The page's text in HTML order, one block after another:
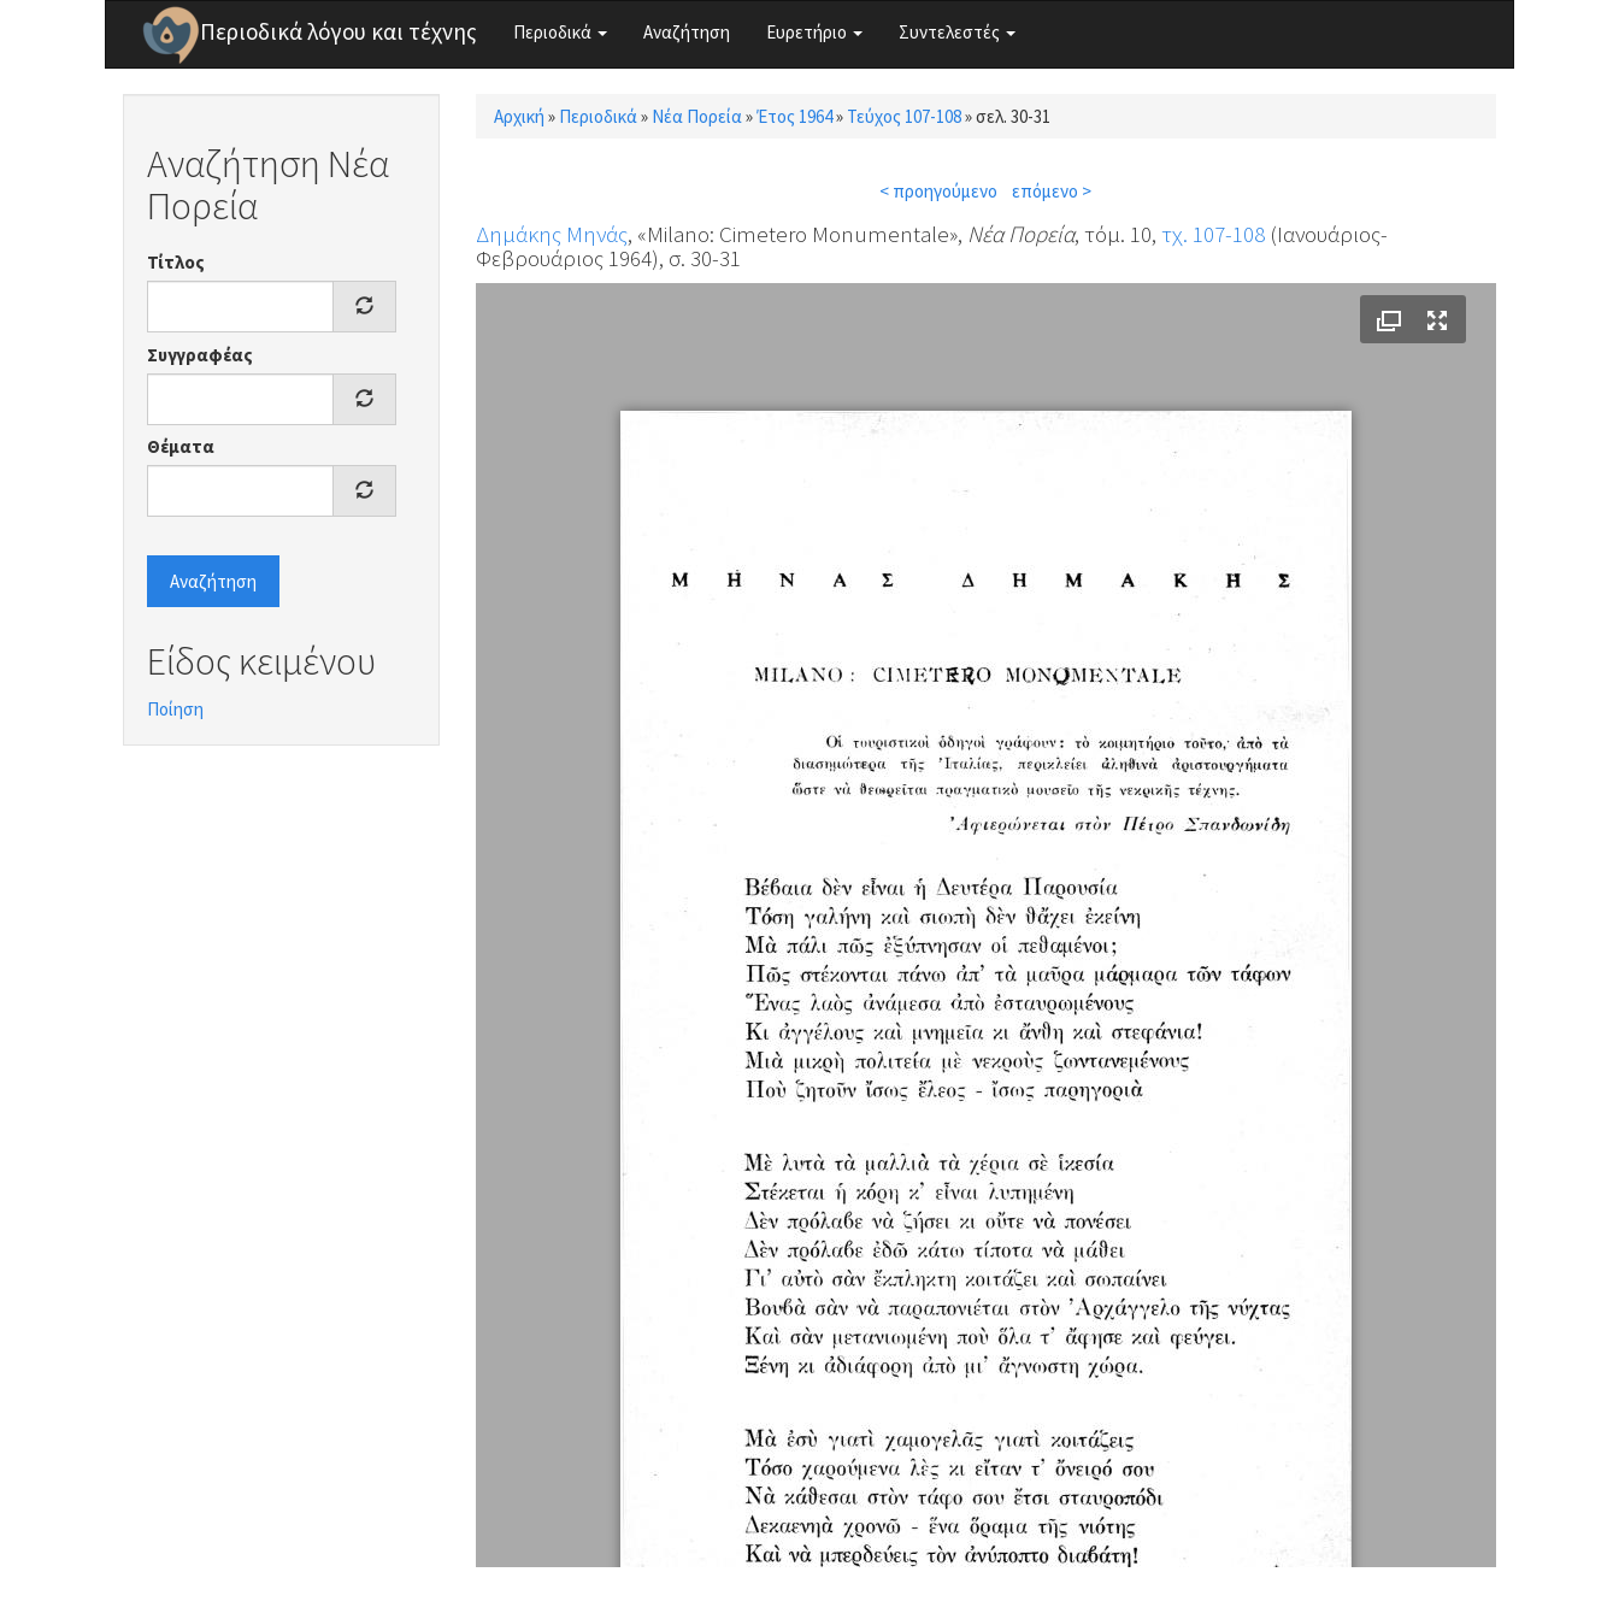
Παράκαμψη προς το κυρίως περιεχόμενο
Περιοδικά λόγου και τέχνης Περιοδικά Αναζήτηση Ευρετήριο Συντελεστές
Αναζήτηση Νέα
Πορεία
Τίτλος
Συγγραφέας
Θέματα
Αναζήτηση
Είδος κειμένου
Ποίηση
Είστε εδώ
Αρχική » Περιοδικά» Νέα Πορεία»Έτος 1964» Τεύχος 107-108»σελ. 30-31
< προηγούμενο επόμενο >
Δημάκης Μηνάς, «Milano: Cimetero Monumentale», Νέα Πορεία, τόμ. 10, τχ. 107-108(Ιανουάριος-
Φεβρουάριος 1964), σ. 30-31